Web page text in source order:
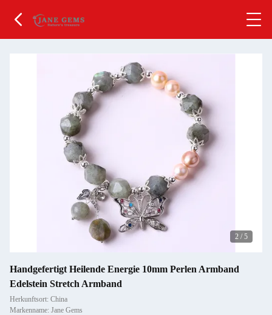
2 / 5
Handgefertigt Heilende Energie 10mm Perlen Armband
Edelstein Stretch Armband
Herkunftsort: China
Markenname: Jane Gems